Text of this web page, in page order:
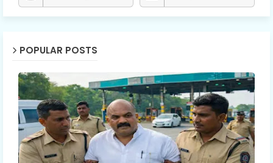
POPULAR POSTS